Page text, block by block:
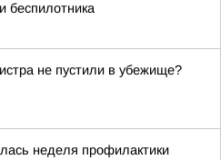
беспилотника
не пустили в убежище?
неделя профилактики